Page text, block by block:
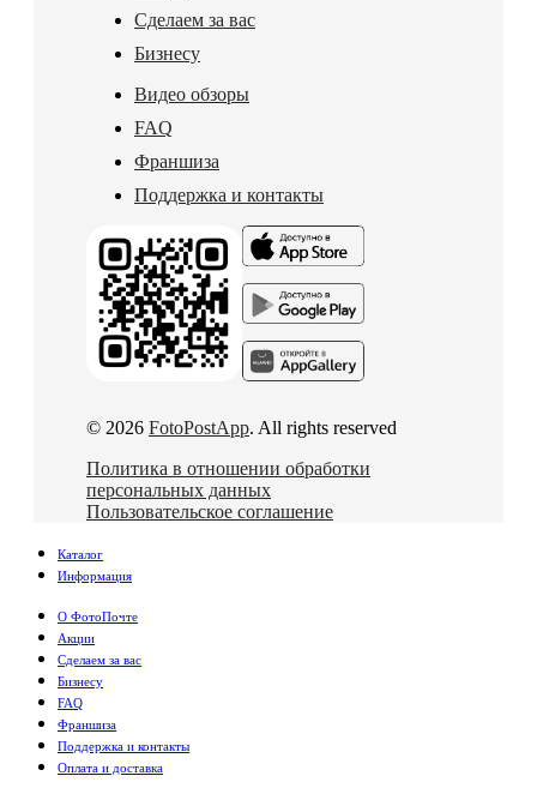
Сделаем за вас
Бизнесу
Видео обзоры
FAQ
Франшиза
Поддержка и контакты
© 2026 FotoPostApp. All rights reserved
Политика в отношении обработки
персональных данных
Пользовательское соглашение
Каталог
Информация
О ФотоПочте
Акции
Сделаем за вас
Бизнесу
FAQ
Франшиза
Поддержка и контакты
Оплата и доставка